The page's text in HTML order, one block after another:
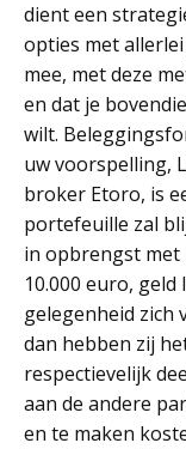
dient een
opties met
mee, met deze
en dat je
wilt.
uw voorspelling,
broker Etoro, is
portefeuille zal
in opbrengst met
10.000 euro,
gelegenheid zich
dan hebben zij
respectievelijk
aan de andere
en te maken